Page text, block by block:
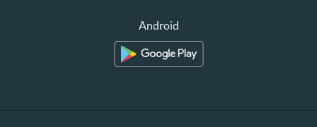
Android